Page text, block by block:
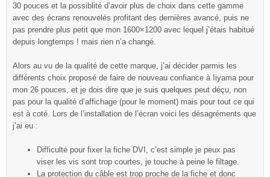
30 pouces et la possiblité d’avoir plus de choix dans cette gamme
avec des écrans renouvelés profitant des dernières avancé, puis ne
pas prendre plus petit que mon 1600×1200 avec lequel j’étais habitué
depuis longtemps ! mais rien n’a changé.
Alors au vu de la qualité de cette marque, j’ai décider parmis les
différents choix proposé de faire de nouveau confiance à Iiyama pour
mon 26 pouces, et je dois dire que je suis quelques peut déçu, non
pas pour la qualité d’affichage (pour le moment) mais pour tout ce qui
est à coté. Lors de l’installation de l’écran voici les désagréments que
j’ai eu :
Difficulté pour fixer la fiche DVI, c’est simple je peux pas
viser les vis sont trop courtes, je touche à peine le filtage.
La protection du câble est trop proche de la fiche et donc